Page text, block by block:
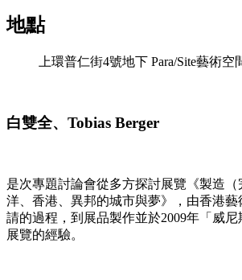
地點
上環普仁街4號地下 Para/Site藝術空
白雙全、Tobias Berger
是次專題討論會從多方探討展覽 《製造 （
洋
香港 異邦的城市與夢》 ， 由香港藝
請的過程 ， 到 展品製作並於2009年 「 威尼
展覽的經驗。